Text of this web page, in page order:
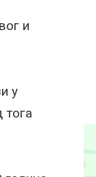
и
у
тога